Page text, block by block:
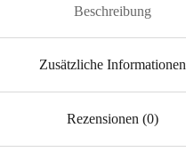
Beschreibung
Zusätzliche Informationen
Rezensionen (0)